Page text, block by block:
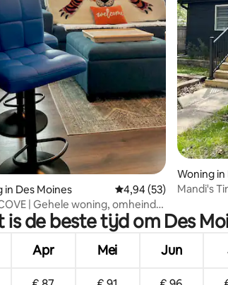
van 5 uit 5, 12 recensies
in Des Moines Gemiddelde
4,94 (53)
| Gehele woning, omheinde
DSM
Woning in
Mandi's
is de beste tijd om Des
Apr Mei Jun